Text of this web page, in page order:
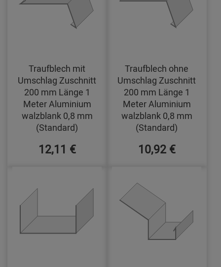
Traufblech mit
Umschlag Zuschnitt
200 mm Länge 1
Meter Aluminium
walzblank 0,8 mm
(Standard)
12,11 €
Traufblech ohne
Umschlag Zuschnitt
200 mm Länge 1
Meter Aluminium
walzblank 0,8 mm
(Standard)
10,92 €